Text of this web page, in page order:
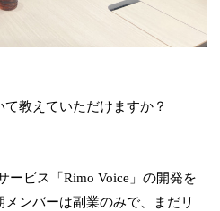
教えていただけますか？
ービス「Rimo Voice」の開発を
ンバーは副業のみで、まだリ